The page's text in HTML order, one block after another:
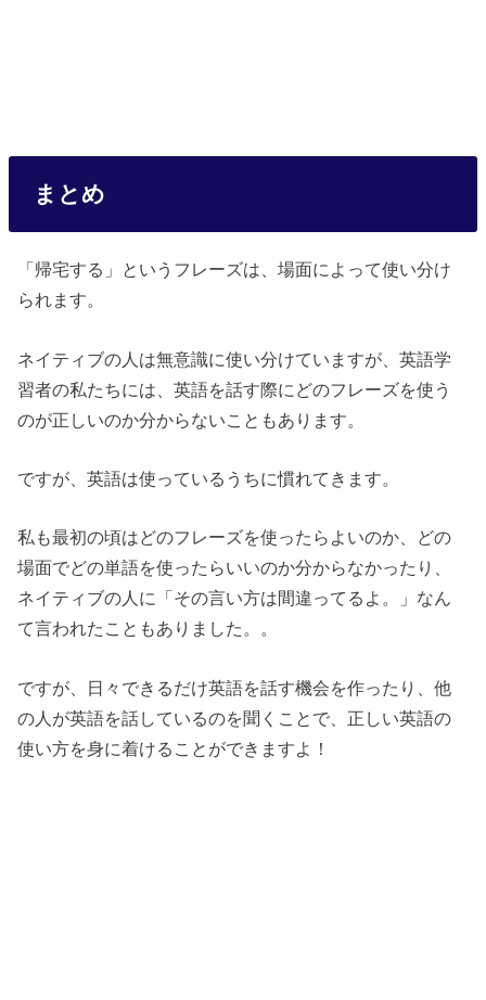
まとめ
「帰宅する」というフレーズは、場面によって使い分け
られます。
ネイティブの人は無意識に使い分けていますが、英語学
習者の私たちには、英語を話す際にどのフレーズを使う
のが正しいのか分からないこともあります。
ですが、英語は使っているうちに慣れてきます。
私も最初の頃はどのフレーズを使ったらよいのか、どの
場面でどの単語を使ったらいいのか分からなかったり、
ネイティブの人に「その言い方は間違ってるよ。」なん
て言われたこともありました。。
ですが、日々できるだけ英語を話す機会を作ったり、他
の人が英語を話しているのを聞くことで、正しい英語の
使い方を身に着けることができますよ！